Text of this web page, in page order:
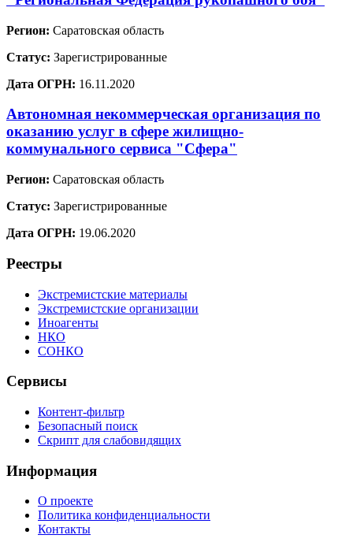
Регион: Саратовская область
Статус: Зарегистрированные
Дата ОГРН: 16.11.2020
Автономная некоммерческая организация по
оказанию услуг в сфере жилищно-
коммунального сервиса "Сфера"
Регион: Саратовская область
Статус: Зарегистрированные
Дата ОГРН: 19.06.2020
Реестры
Экстремистские материалы
Экстремистские организации
Иноагенты
НКО
СОНКО
Сервисы
Контент-фильтр
Безопасный поиск
Скрипт для слабовидящих
Информация
О проекте
Политика конфиденциальности
Контакты